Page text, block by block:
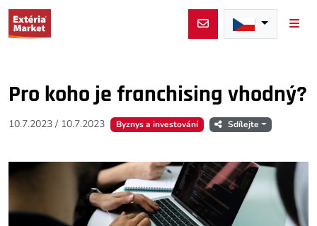
Pro koho je franchising vhodný?
10.7.2023 / 10.7.2023 Byznys a investování Sdílejte